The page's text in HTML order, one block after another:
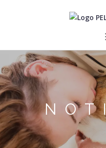
INICIO
PERROS
GATOS
SOBRE NOSOTROS
CONTACTO